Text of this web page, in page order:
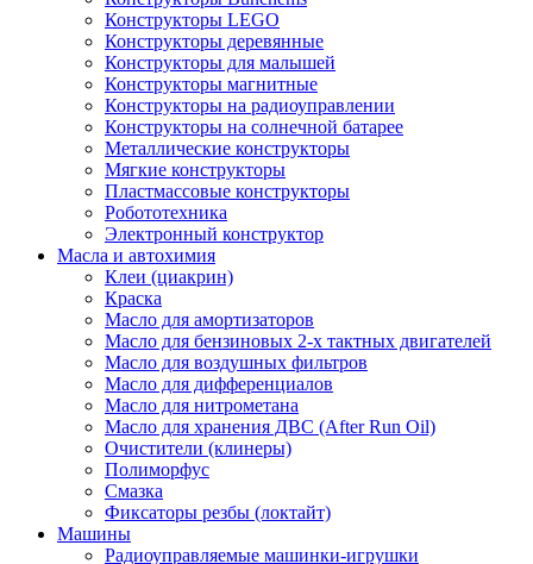
Конструкторы LEGO
Конструкторы деревянные
Конструкторы для малышей
Конструкторы магнитные
Конструкторы на радиоуправлении
Конструкторы на солнечной батарее
Металлические конструкторы
Мягкие конструкторы
Пластмассовые конструкторы
Робототехника
Электронный конструктор
Масла и автохимия
Клеи (циакрин)
Краска
Масло для амортизаторов
Масло для бензиновых 2-х тактных двигателей
Масло для воздушных фильтров
Масло для дифференциалов
Масло для нитрометана
Масло для хранения ДВС (After Run Oil)
Очистители (клинеры)
Полиморфус
Смазка
Фиксаторы резбы (локтайт)
Машины
Радиоуправляемые машинки-игрушки